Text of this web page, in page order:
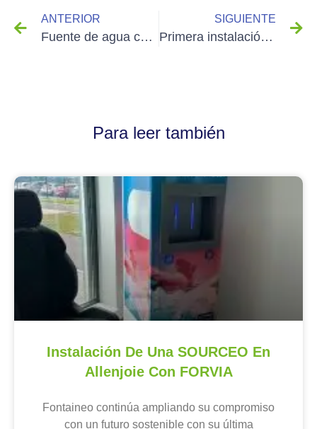
ANTERIOR
Fuente de agua con solución monetaria
SIGUIENTE
Primera instalación de una fuente de agua empotrada en Guadalupe
Para leer también
Instalación De Una SOURCEO En
Allenjoie Con FORVIA
Fontaineo continúa ampliando su compromiso
con un futuro sostenible con su última